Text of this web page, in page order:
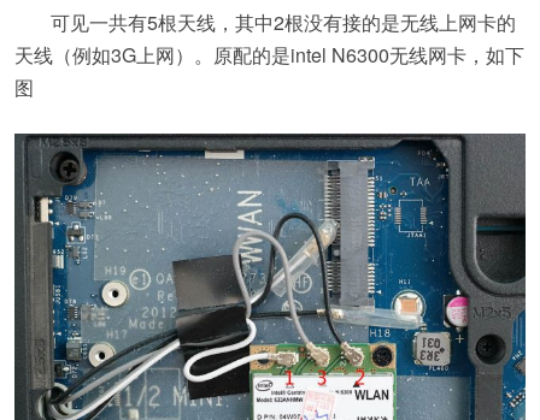
可见一共有5根天线，其中2根没有接的是无线上网卡的
天线（例如3G上网）。原配的是intel N6300无线网卡，如下
图